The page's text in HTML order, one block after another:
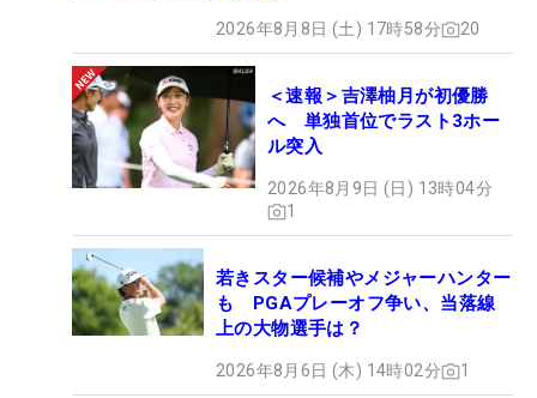
2026年8月8日 (土) 17時58分 20
＜速報＞吉澤柚月が初優勝
へ 単独首位でラスト3ホー
ル突入
2026年8月9日 (日) 13時04分
1
若きスター候補やメジャーハンター
も PGAプレーオフ争い、当落線
上の大物選手は？
2026年8月6日 (木) 14時02分 1